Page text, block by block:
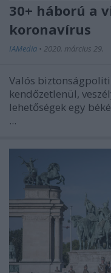
30+ háború a
koronavírus
IAMedia • 2020. március 29.
Valós
kendőzetlenül,
lehetőségek egy
...